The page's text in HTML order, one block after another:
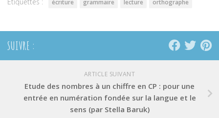
écriture grammaire lecture orthographe
SUIVRE :
ARTICLE SUIVANT
Etude des nombres à un chiffre en CP : pour une
entrée en numération fondée sur la langue et le
sens (par Stella Baruk)